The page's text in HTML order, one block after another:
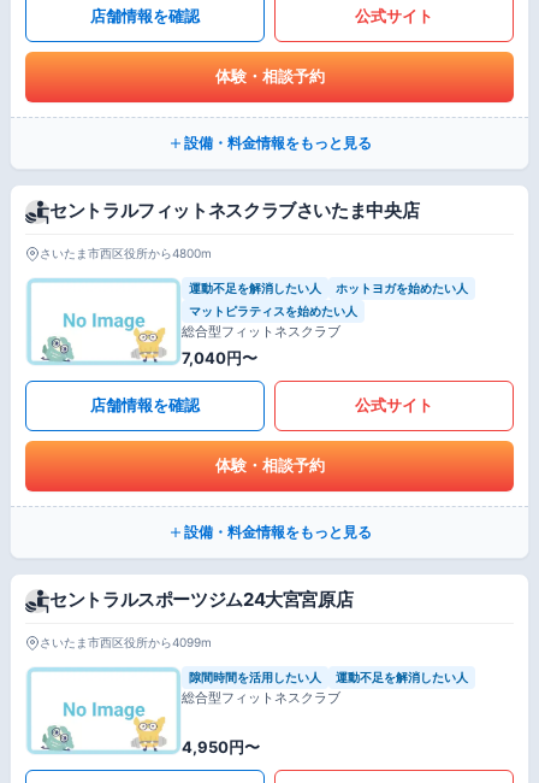
店舗情報を確認 公式サイト
体験・相談予約
設備・料金情報をもっと見る
セントラルフィットネスクラブさいたま中央店
さいたま市西区役所から4800m
運動不足を解消したい人
ホットヨガを始めたい人
マットピラティスを始めたい人
総合型フィットネスクラブ
7,040円〜
店舗情報を確認 公式サイト
体験・相談予約
設備・料金情報をもっと見る
セントラルスポーツジム24大宮宮原店
さいたま市西区役所から4099m
隙間時間を活用したい人 運動不足を解消したい人
総合型フィットネスクラブ
4,950円〜